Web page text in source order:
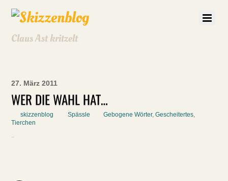
Claus Ast kritzelt
27. März 2011
WER DIE WAHL HAT…
skizzenblog Spässle Gebogene Wörter,Gescheitertes,
Tierchen